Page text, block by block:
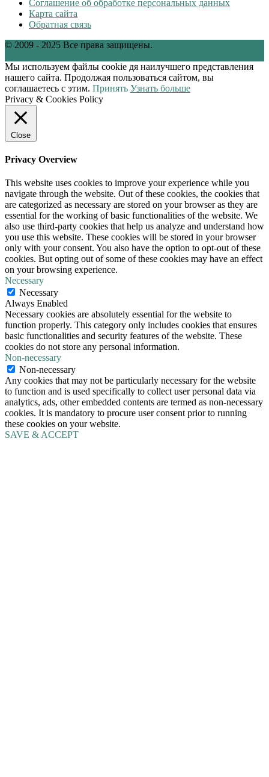
Соглашение об обработке персональных данных
Карта сайта
Обратная связь
© 2009 - 2025 Все права защищены.
Мы используем файлы cookie дя наилучшего представления
нашего сайта. Продолжая пользоваться сайтом, вы
соглашаетесь с этим. Принять Узнать больше
Privacy & Cookies Policy
Close
Privacy Overview
This website uses cookies to improve your experience while you
navigate through the website. Out of these cookies, the cookies that
are categorized as necessary are stored on your browser as they are
essential for the working of basic functionalities of the website. We
also use third-party cookies that help us analyze and understand how
you use this website. These cookies will be stored in your browser
only with your consent. You also have the option to opt-out of these
cookies. But opting out of some of these cookies may have an effect
on your browsing experience.
Necessary
Necessary
Always Enabled
Necessary cookies are absolutely essential for the website to
function properly. This category only includes cookies that ensures
basic functionalities and security features of the website. These
cookies do not store any personal information.
Non-necessary
Non-necessary
Any cookies that may not be particularly necessary for the website
to function and is used specifically to collect user personal data via
analytics, ads, other embedded contents are termed as non-necessary
cookies. It is mandatory to procure user consent prior to running
these cookies on your website.
SAVE & ACCEPT